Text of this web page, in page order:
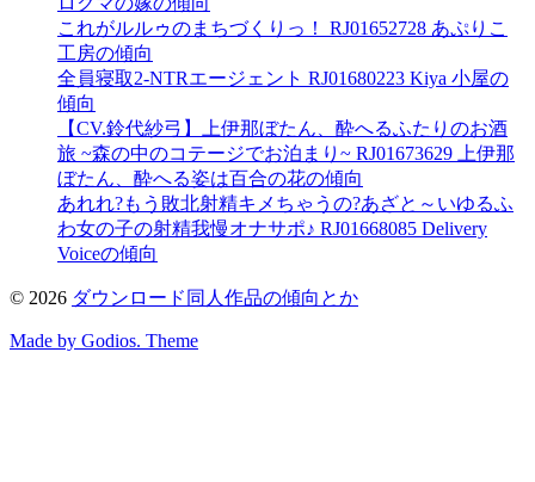
これがルルゥのまちづくりっ！ RJ01652728 あぷりこ
工房の傾向
全員寝取2-NTRエージェント RJ01680223 Kiya 小屋の
傾向
【CV.鈴代紗弓】上伊那ぼたん、酔へるふたりのお酒
旅 ~森の中のコテージでお泊まり~ RJ01673629 上伊那
ぼたん、酔へる姿は百合の花の傾向
あれれ?もう敗北射精キメちゃうの?あざと～いゆるふ
わ女の子の射精我慢オナサポ♪ RJ01668085 Delivery
Voiceの傾向
© 2026 ダウンロード同人作品の傾向とか
Made by Godios. Theme